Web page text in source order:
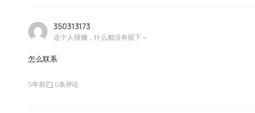
350313173
这个人很懒，什么都没有留下～
怎么联系
5年前 0条评论